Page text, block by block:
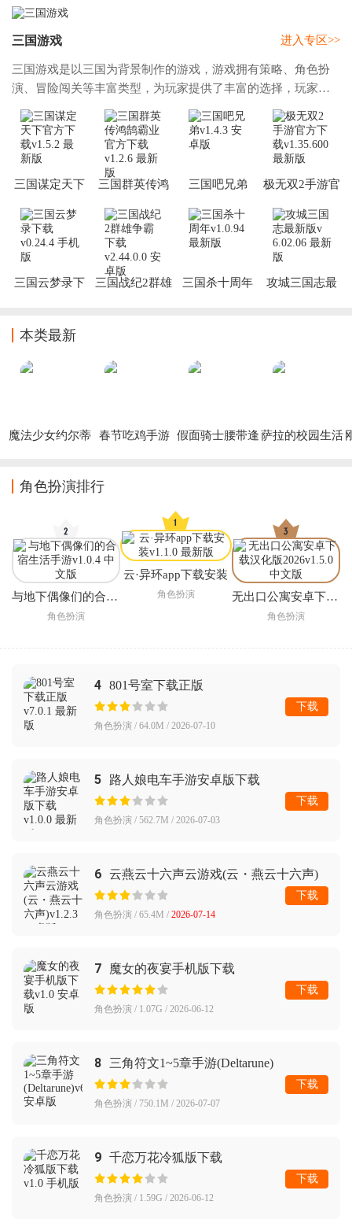
三国游戏
三国游戏是以三国为背景制作的游戏，游戏拥有策略、角色扮
演、冒险闯关等丰富类型，为玩家提供了丰富的选择，玩家可
以在三国游戏中尽兴体验三国时代的风云变幻，在此，为了帮
助朋友们更好的选择并畅玩三国游戏，火鸟
进入专区>>
三国谋定天下
三国群英传鸿
载
三国吧兄弟
极无双2手游官
三国云梦录下
三国战纪2群雄
三国杀十周年
攻城三国志最
本类最新
魔法少女约尔蒂
春节吃鸡手游 假面骑士腰带逢萨拉的校园生活
角色扮演排行
与地下偶像们的合宿生活手游
角色扮演
云·异环app下载安装
角色扮演 无出口公寓安卓下载汉化版2026
角色扮演
4 801号室下载正版
角色扮演 / 64.0M / 2026-07-10
下载
5 路人娘电车手游安卓版下载
角色扮演 / 562.7M / 2026-07-03
下载
6 云燕云十六声云游戏(云・燕云十六声)
角色扮演 / 65.4M / 2026-07-14
下载
7 魔女的夜宴手机版下载
角色扮演 / 1.07G / 2026-06-12
下载
8 三角符文1~5章手游(Deltarune)
角色扮演 / 750.1M / 2026-07-07
下载
9 千恋万花冷狐版下载
角色扮演 / 1.59G / 2026-06-12
下载